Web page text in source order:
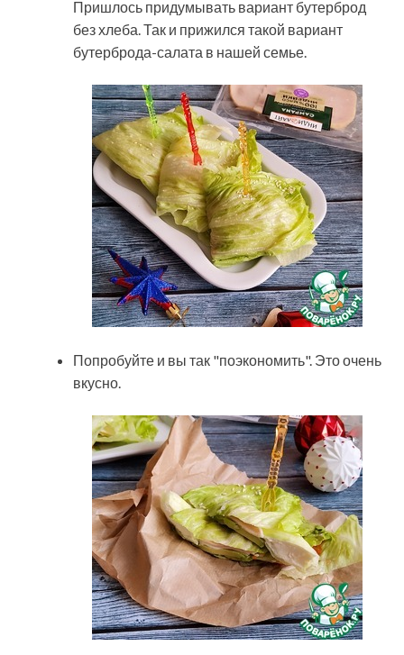
Пришлось придумывать вариант бутерброд
без хлеба. Так и прижился такой вариант
бутерброда-салата в нашей семье.
Попробуйте и вы так "поэкономить". Это очень
вкусно.